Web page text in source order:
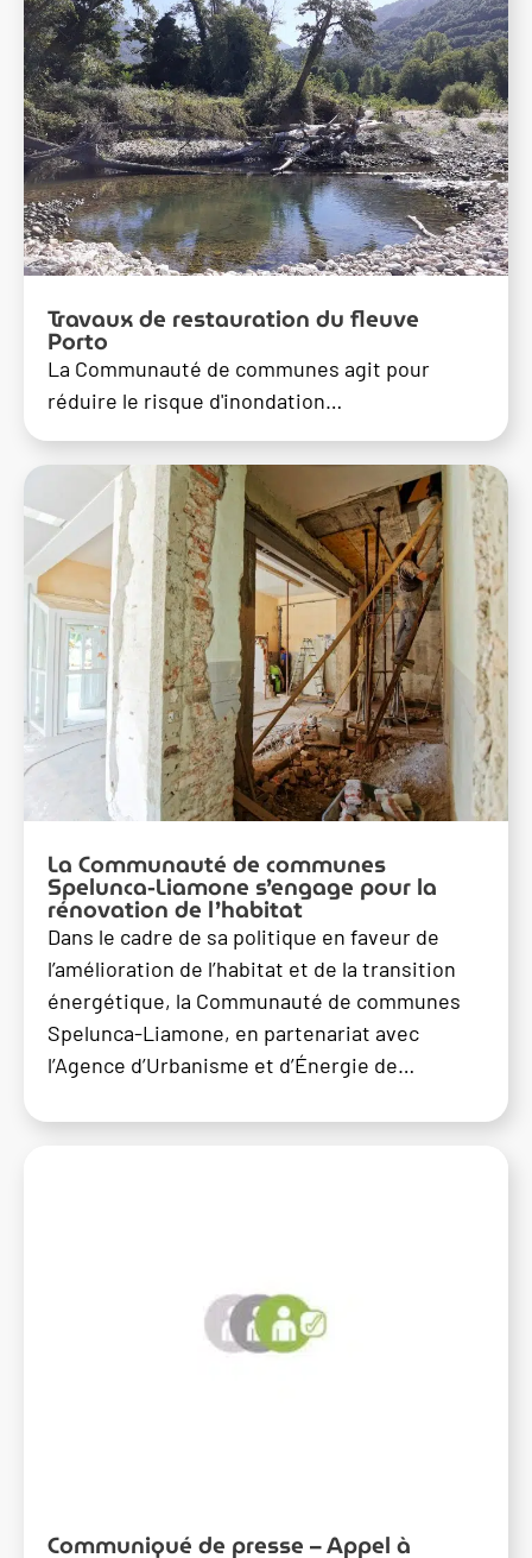
Travaux de restauration du fleuve
Porto
La Communauté de communes agit pour
réduire le risque d'inondation…
La Communauté de communes
Spelunca-Liamone s’engage pour la
rénovation de l’habitat
Dans le cadre de sa politique en faveur de
l’amélioration de l’habitat et de la transition
énergétique, la Communauté de communes
Spelunca-Liamone, en partenariat avec
l’Agence d’Urbanisme et d’Énergie de…
Communiqué de presse – Appel à